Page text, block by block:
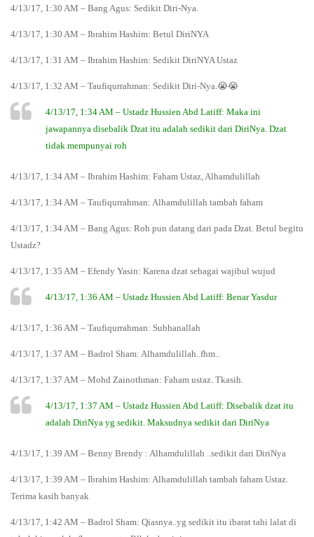
4/13/17, 1:30 AM – Bang Agus: Sedikit Diri-Nya.
4/13/17, 1:30 AM – Ibrahim Hashim: Betul DiriNYA
4/13/17, 1:31 AM – Ibrahim Hashim: Sedikit DiriNYA Ustaz
4/13/17, 1:32 AM – Taufiqurrahman: Sedikit Diri-Nya.😭😭
4/13/17, 1:34 AM – Ustadz Hussien Abd Latiff: Maka ini
jawapannya disebalik Dzat itu adalah sedikit dari DiriNya. Dzat
tidak mempunyai roh
4/13/17, 1:34 AM – Ibrahim Hashim: Faham Ustaz, Alhamdulillah
4/13/17, 1:34 AM – Taufiqurrahman: Alhamdulillah tambah faham
4/13/17, 1:34 AM – Bang Agus: Roh pun datang dari pada Dzat. Betul begitu
Ustadz?
4/13/17, 1:35 AM – Efendy Yasin: Karena dzat sebagai wajibul wujud
4/13/17, 1:36 AM – Ustadz Hussien Abd Latiff: Benar Yasdur
4/13/17, 1:36 AM – Taufiqurrahman: Subhanallah
4/13/17, 1:37 AM – Badrol Sham: Alhamdulillah..fhm..
4/13/17, 1:37 AM – Mohd Zainothman: Faham ustaz. Tkasih.
4/13/17, 1:37 AM – Ustadz Hussien Abd Latiff: Disebalik dzat itu
adalah DiriNya yg sedikit. Maksudnya sedikit dari DiriNya
4/13/17, 1:39 AM – Benny Brendy : Alhamdulillah ..sedikit dari DiriNya
4/13/17, 1:39 AM – Ibrahim Hashim: Alhamdulillah tambah faham Ustaz.
Terima kasih banyak
4/13/17, 1:42 AM – Badrol Sham: Qiasnya..yg sedikit itu ibarat tahi lalat di